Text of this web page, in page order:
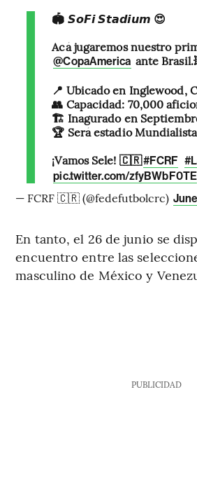
🏟️ 𝙎𝙤𝙁𝙞 𝙎𝙩𝙖𝙙𝙞𝙪𝙢 😍
Acá jugaremos nuestro
@CopaAmerica ante
📍 Ubicado en Inglewood,
👥 Capacidad: 70,000
🏗️ Inagurado en
🏆 Será estadio
¡Vamos Sele! 🇨🇷#FCRF
pic.twitter.com/zfyBWbF0TE
— FCRF 🇨🇷 (@fedefutbolcrc)
En tanto, el 26 de junio se
encuentro entre las
masculino de México y
PUBLICIDAD